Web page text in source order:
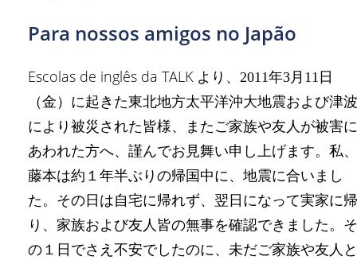
Para nossos amigos no Japão
Escolas de inglês da TALK より、2011年3月11日
（金）に起きた東北地方太平洋沖大地震および津波
により被災された皆様、またご家族や友人が被害に
あわれた方へ、謹んでお見舞い申し上げます。私、
藤本は約１年半ぶりの帰国中に、地震に合いまし
た。その日は自宅に帰れず、翌日になって実家に帰
り、家族および友人皆の無事を確認できました。そ
の１日でさえ不安でしたのに、未だご家族や友人と